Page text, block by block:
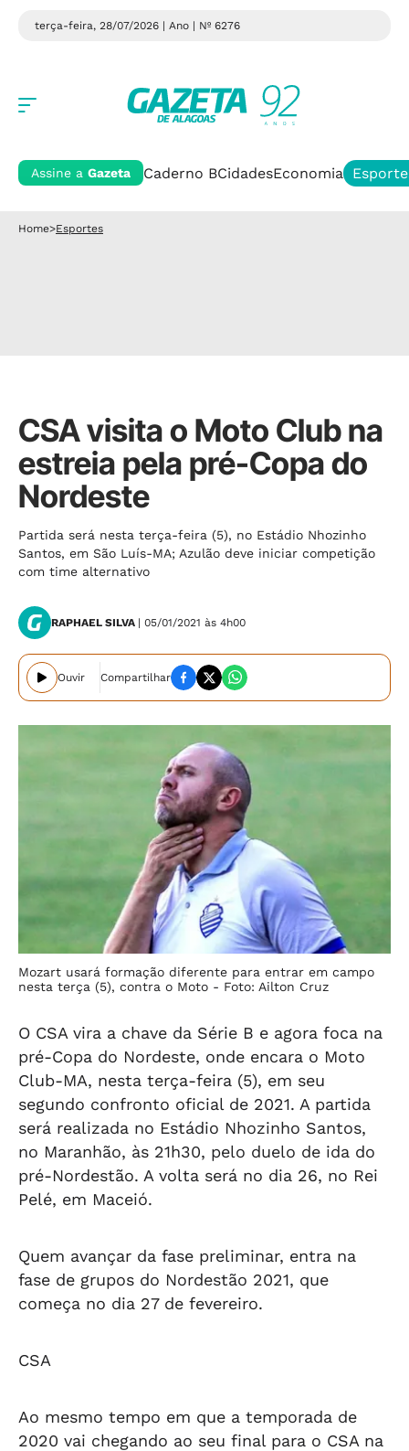
terça-feira, 28/07/2026 | Ano | Nº 6276
Assine a Gazeta Caderno BCidadesEconomia
Home>Esportes
CSA visita o Moto Club na
estreia pela pré-Copa do
Nordeste
Partida será nesta terça-feira (5), no Estádio Nhozinho
Santos, em São Luís-MA; Azulão deve iniciar competição
com time alternativo
RAPHAEL SILVA | 05/01/2021 às 4h00
Ouvir Compartilhar
Mozart usará formação diferente para entrar em campo
nesta terça (5), contra o Moto - Foto: Ailton Cruz
O CSA vira a chave da Série B e agora foca na
pré-Copa do Nordeste, onde encara o Moto
Club-MA, nesta terça-feira (5), em seu
segundo confronto oficial de 2021. A partida
será realizada no Estádio Nhozinho Santos,
no Maranhão, às 21h30, pelo duelo de ida do
pré-Nordestão. A volta será no dia 26, no Rei
Pelé, em Maceió.
Quem avançar da fase preliminar, entra na
fase de grupos do Nordestão 2021, que
começa no dia 27 de fevereiro.
CSA
Ao mesmo tempo em que a temporada de
2020 vai chegando ao seu final para o CSA na